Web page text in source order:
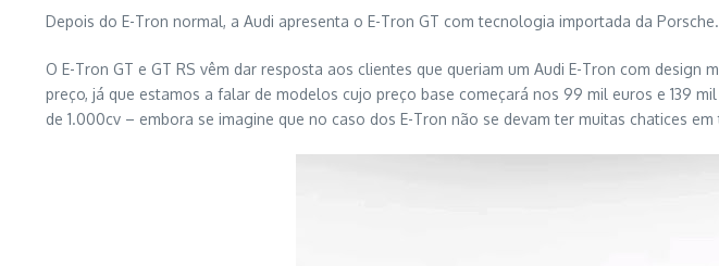
Depois do E-Tron normal, a Audi apresenta o E-Tron GT com tecnologia importada da Porsche.
O E-Tron GT e GT RS vêm dar resposta aos clientes que queriam um Audi E-Tron com
preço, já que estamos a falar de modelos cujo preço base começará nos 99 mil euros e 139
de 1.000cv – embora se imagine que no caso dos E-Tron não se devam ter muitas chatices